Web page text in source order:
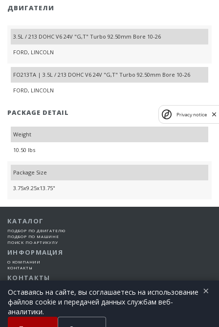
ДВИГАТЕЛИ
3.5L / 213 DOHC V6 24V "G,T" Turbo 92.50mm Bore 10-26
FORD, LINCOLN
FO213TA | 3.5L / 213 DOHC V6 24V "G,T" Turbo 92.50mm Bore 10-26
FORD, LINCOLN
PACKAGE DETAIL
Weight
10.50 lbs
Package Size
3.75x9.25x13.75"
КАТАЛОГ
ПОДБОР ПО ДВИГАТЕЛЮ
ПОДБОР ПО МАШИНЕ
ПОИСК ПО АРТИКУЛУ
ИНФОРМАЦИЯ
О КОМПАНИИ
КОНТАКТЫ
КОНТАКТЫ
©2015-2026 Все права защищены | EngineTech Россия
+7 (925) 101-99-66
Оставаясь на сайте, вы соглашаетесь на использование
файлов cookie и передачей данных службам веб-
аналитики.
×
Privacy notice